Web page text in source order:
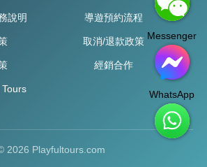
說明 導遊預約流程
取消/退款政策
經銷合作
2026 Playfultours.com
Messenger
WhatsApp